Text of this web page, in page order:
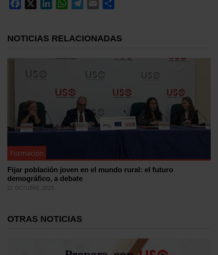
Facebook LinkedInWhatsApp
Telegram
Email
NOTICIAS RELACIONADAS
Formación
Fijar población joven en el mundo rural: el futuro
demográfico, a debate
22 OCTUBRE, 2025
OTRAS NOTICIAS